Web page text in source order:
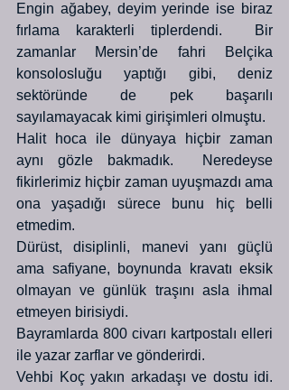
Engin ağabey, deyim yerinde ise biraz
fırlama karakterli tiplerdendi.  Bir
zamanlar Mersin’de fahri Belçika
konsolosluğu yaptığı gibi, deniz
sektöründe de pek başarılı
sayılamayacak kimi girişimleri olmuştu.
Halit hoca ile dünyaya hiçbir zaman
aynı gözle bakmadık.  Neredeyse
fikirlerimiz hiçbir zaman uyuşmazdı ama
ona yaşadığı sürece bunu hiç belli
etmedim.
Dürüst, disiplinli, manevi yanı güçlü
ama safiyane, boynunda kravatı eksik
olmayan ve günlük traşını asla ihmal
etmeyen birisiydi.
Bayramlarda 800 civarı kartpostalı elleri
ile yazar zarflar ve gönderirdi.
Vehbi Koç yakın arkadaşı ve dostu idi.